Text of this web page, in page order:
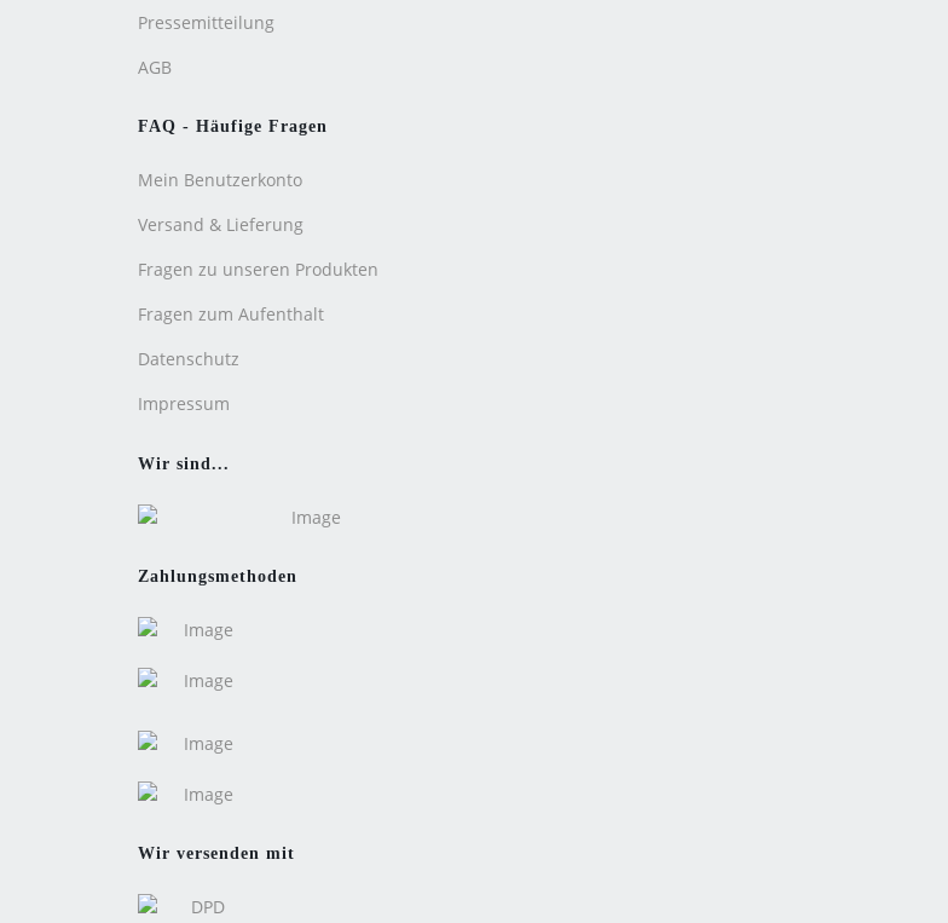
Pressemitteilung
AGB
FAQ - Häufige Fragen
Mein Benutzerkonto
Versand & Lieferung
Fragen zu unseren Produkten
Fragen zum Aufenthalt
Datenschutz
Impressum
Wir sind...
Zahlungsmethoden
Wir versenden mit